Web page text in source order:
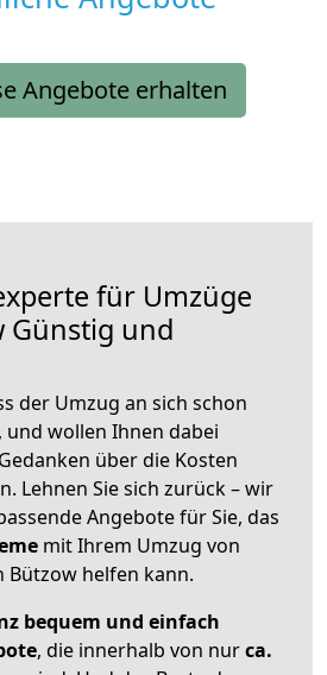
Angebote erhalten
für Umzüge
Günstig und
der Umzug an sich schon
wollen Ihnen dabei
über die Kosten
Lehnen Sie sich zurück – wir
Angebote für Sie, das
mit Ihrem Umzug von
Bützow helfen kann.
bequem und einfach
, die innerhalb von nurca.